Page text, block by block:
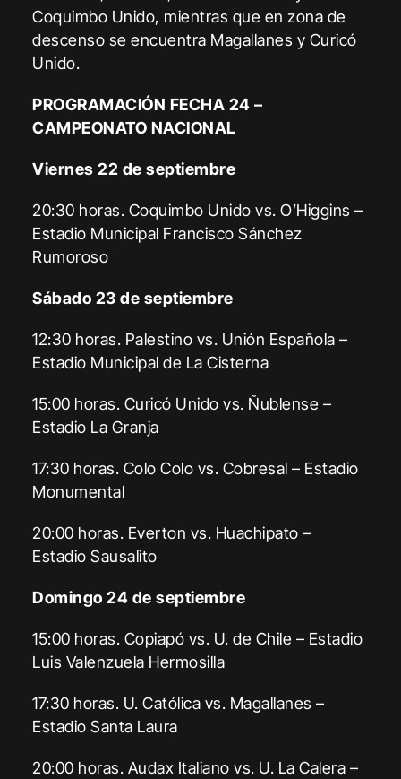
Coquimbo Unido, mientras que en zona de
descenso se encuentra Magallanes y Curicó
Unido.
PROGRAMACIÓN FECHA 24 –
CAMPEONATO NACIONAL
Viernes 22 de septiembre
20:30 horas. Coquimbo Unido vs. O’Higgins –
Estadio Municipal Francisco Sánchez
Rumoroso
Sábado 23 de septiembre
12:30 horas. Palestino vs. Unión Española –
Estadio Municipal de La Cisterna
15:00 horas. Curicó Unido vs. Ñublense –
Estadio La Granja
17:30 horas. Colo Colo vs. Cobresal – Estadio
Monumental
20:00 horas. Everton vs. Huachipato –
Estadio Sausalito
Domingo 24 de septiembre
15:00 horas. Copiapó vs. U. de Chile – Estadio
Luis Valenzuela Hermosilla
17:30 horas. U. Católica vs. Magallanes –
Estadio Santa Laura
20:00 horas. Audax Italiano vs. U. La Calera –